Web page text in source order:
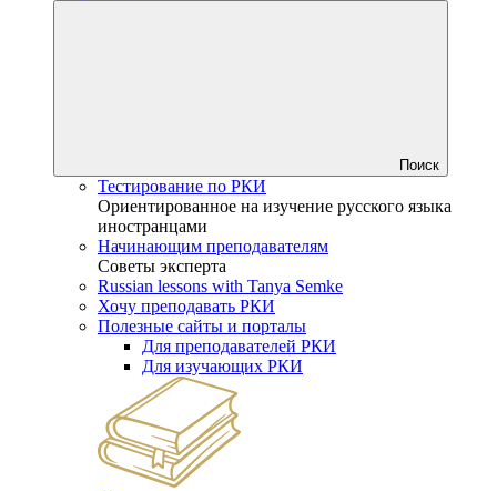
Поиск
Тестирование по РКИ
Ориентированное на изучение русского языка
иностранцами
Начинающим преподавателям
Советы эксперта
Russian lessons with Tanya Semke
Хочу преподавать РКИ
Полезные сайты и порталы
Для преподавателей РКИ
Для изучающих РКИ